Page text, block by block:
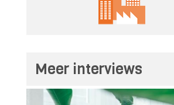
Meer interviews